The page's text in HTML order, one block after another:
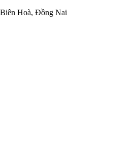
Hoà, Đồng Nai